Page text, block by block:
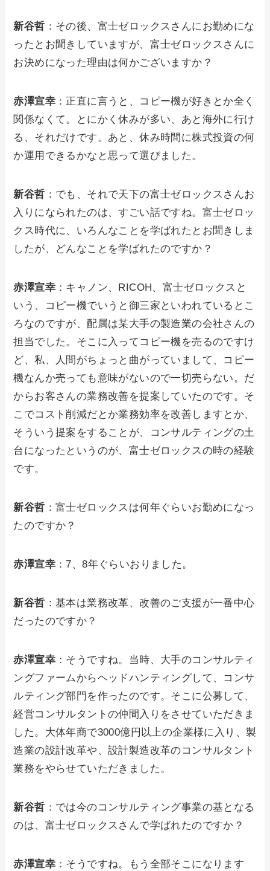
新谷哲 ：その後、富士ゼロックスさんにお勤めにな
ったとお聞きしていますが、富士ゼロックスさんに
お決めになった理由は何かございますか？
赤澤宣幸 ：正直に言うと、コピー機が好きとか全く
関係なくて。とにかく休みが多い、あと海外に行け
る、それだけです。あと、休み時間に株式投資の何
か運用できるかなと思って選びました。
新谷哲 ：でも、それで天下の富士ゼロックスさんお
入りになられたのは、すごい話ですね。富士ゼロッ
クス時代に、いろんなことを学ばれたとお聞きしま
したが、どんなことを学ばれたのですか？
赤澤宣幸 ：キャノン、RICOH、富士ゼロックスと
いう、コピー機でいうと御三家といわれているとこ
ろなのですが、配属は某大手の製造業の会社さんの
担当でした。そこに入ってコピー機を売るのですけ
ど、私、人間がちょっと曲がっていまして、コピー
機なんか売っても意味がないので一切売らない。だ
からお客さんの業務改善を提案していたのです。そ
こでコスト削減だとか業務効率を改善しますとか、
そういう提案をすることが、コンサルティングの土
台になったというのが、富士ゼロックスの時の経験
です。
新谷哲 ：富士ゼロックスは何年ぐらいお勤めになっ
たのですか？
赤澤宣幸 ：7、8年ぐらいおりました。
新谷哲 ：基本は業務改革、改善のご支援が一番中心
だったのですか？
赤澤宣幸 ：そうですね。当時、大手のコンサルティ
ングファームからヘッドハンティングして、コンサ
ルティング部門を作ったのです。そこに公募して、
経営コンサルタントの仲間入りをさせていただきま
した。大体年商で3000億円以上の企業様に入り、製
造業の設計改革や、設計製造改革のコンサルタント
業務をやらせていただきました。
新谷哲 ：では今のコンサルティング事業の基となる
のは、富士ゼロックスさんで学ばれたのですか？
赤澤宣幸 ：そうですね。もう全部そこになります